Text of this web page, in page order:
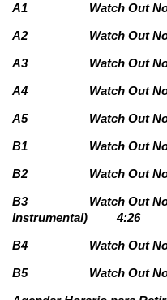
A1
Watch Out
A2
Watch Out
A3
Watch Out
A4
Watch Out
A5
Watch Out
B1
Watch Out
B2
Watch Out
B3
Watch Out
Instrumental)
4:26
B4
Watch Out
B5
Watch Out